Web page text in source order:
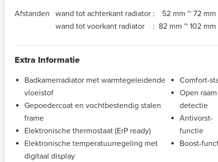
Afstanden wand tot achterkant radiator :
52 mm ~ 72 mm
wand tot voorkant radiator
: 82 mm ~ 102 mm
Extra Informatie
Badkamerradiator met warmtegeleidende
vloeistof
Gepoedercoat en vochtbestendig stalen
frame
Elektronische thermostaat (ErP ready)
Elektronische temperatuurregeling met
digitaal display
Comfort-
Open raam
detectie
Antivorst-
functie
Boost-